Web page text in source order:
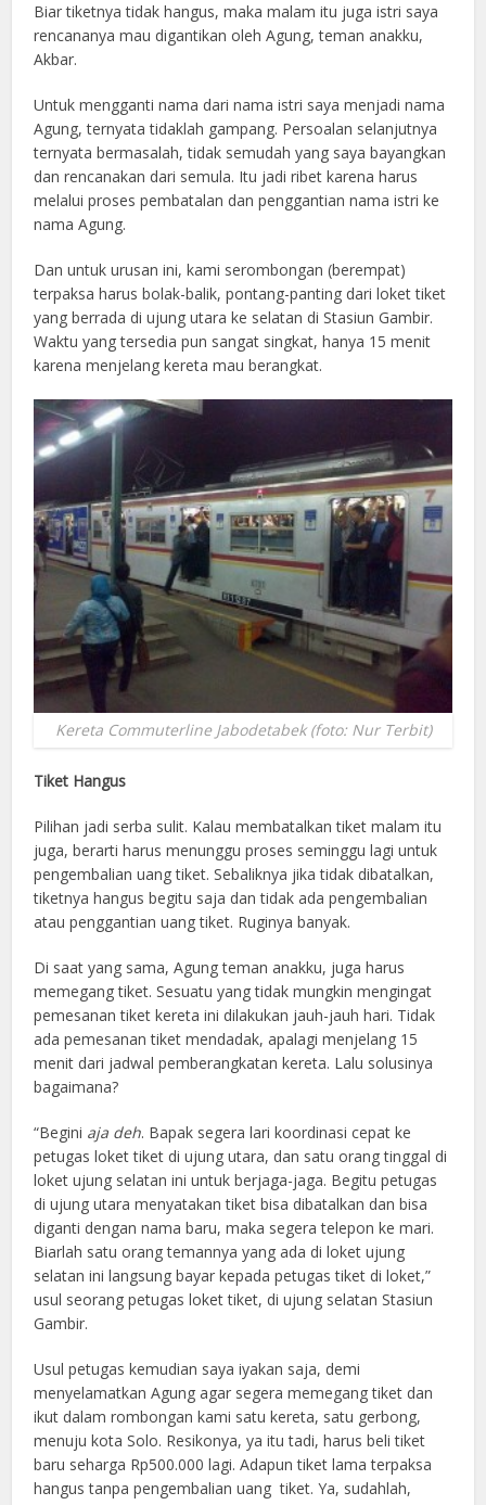
Biar tiketnya tidak hangus, maka malam itu juga istri saya
rencananya mau digantikan oleh Agung, teman anakku,
Akbar.
Untuk mengganti nama dari nama istri saya menjadi nama
Agung, ternyata tidaklah gampang. Persoalan selanjutnya
ternyata bermasalah, tidak semudah yang saya bayangkan
dan rencanakan dari semula. Itu jadi ribet karena harus
melalui proses pembatalan dan penggantian nama istri ke
nama Agung.
Dan untuk urusan ini, kami serombongan (berempat)
terpaksa harus bolak-balik, pontang-panting dari loket tiket
yang berrada di ujung utara ke selatan di Stasiun Gambir.
Waktu yang tersedia pun sangat singkat, hanya 15 menit
karena menjelang kereta mau berangkat.
Kereta Commuterline Jabodetabek (foto: Nur Terbit)
Tiket Hangus
Pilihan jadi serba sulit. Kalau membatalkan tiket malam itu
juga, berarti harus menunggu proses seminggu lagi untuk
pengembalian uang tiket. Sebaliknya jika tidak dibatalkan,
tiketnya hangus begitu saja dan tidak ada pengembalian
atau penggantian uang tiket. Ruginya banyak.
Di saat yang sama, Agung teman anakku, juga harus
memegang tiket. Sesuatu yang tidak mungkin mengingat
pemesanan tiket kereta ini dilakukan jauh-jauh hari. Tidak
ada pemesanan tiket mendadak, apalagi menjelang 15
menit dari jadwal pemberangkatan kereta. Lalu solusinya
bagaimana?
“Begini aja deh. Bapak segera lari koordinasi cepat ke
petugas loket tiket di ujung utara, dan satu orang tinggal di
loket ujung selatan ini untuk berjaga-jaga. Begitu petugas
di ujung utara menyatakan tiket bisa dibatalkan dan bisa
diganti dengan nama baru, maka segera telepon ke mari.
Biarlah satu orang temannya yang ada di loket ujung
selatan ini langsung bayar kepada petugas tiket di loket,”
usul seorang petugas loket tiket, di ujung selatan Stasiun
Gambir.
Usul petugas kemudian saya iyakan saja, demi
menyelamatkan Agung agar segera memegang tiket dan
ikut dalam rombongan kami satu kereta, satu gerbong,
menuju kota Solo. Resikonya, ya itu tadi, harus beli tiket
baru seharga Rp500.000 lagi. Adapun tiket lama terpaksa
hangus tanpa pengembalian uang tiket. Ya, sudahlah,